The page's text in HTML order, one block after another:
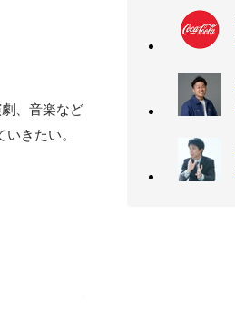
、音楽など
きたい。